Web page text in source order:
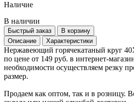
Наличие
В наличии
Быстрый заказ
В корзину
Описание
Характеристики
Нержавеющий горячекатаный круг
по цене от 149 руб. в интернет-
необходимости осуществляем резку
размер.
Продаем как оптом, так и в розницу.